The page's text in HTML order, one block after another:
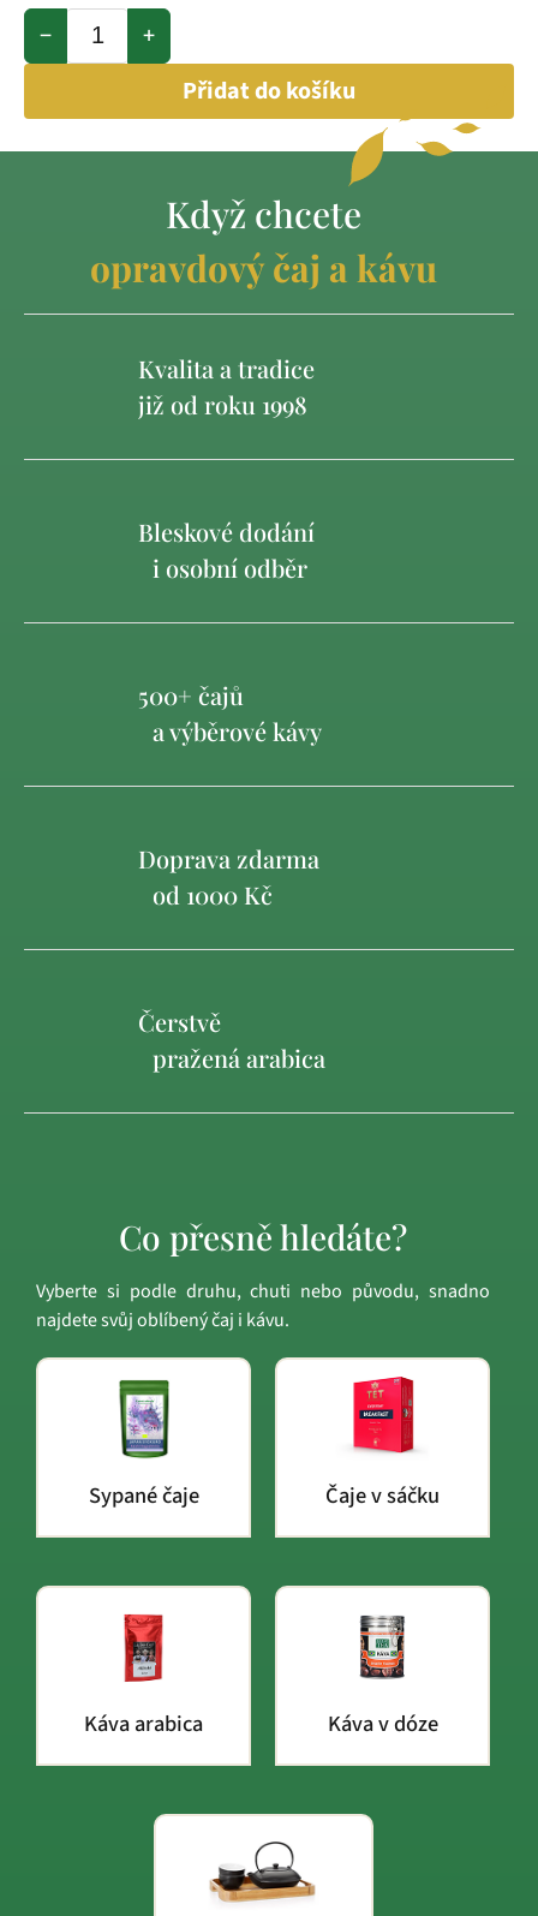
+
−
Přidat do košíku
Když chcete
opravdový čaj a kávu
Kvalita a tradice
již od roku 1998
Bleskové dodání
i osobní odběr
500+ čajů
a výběrové kávy
Doprava zdarma
od 1000 Kč
Čerstvě
pražená arabica
Co přesně hledáte?
Vyberte si podle druhu, chuti nebo původu, snadno
najdete svůj oblíbený čaj i kávu.
Sypané čaje Čaje v sáčku
Káva arabica Káva v dóze